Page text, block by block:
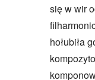
się w wir
hołubiła